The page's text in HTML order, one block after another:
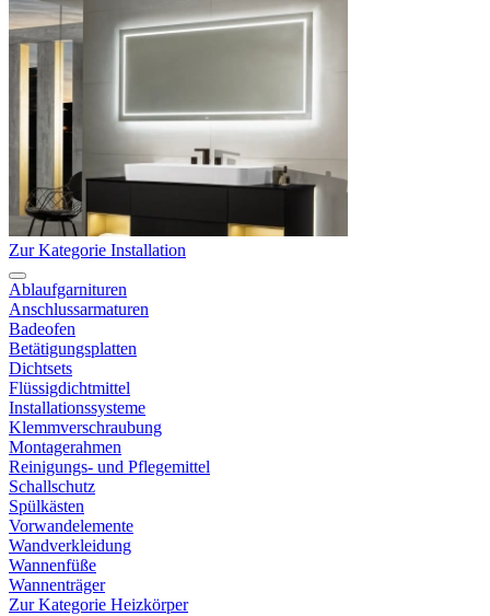
Zur Kategorie Installation
Ablaufgarnituren
Anschlussarmaturen
Badeofen
Betätigungsplatten
Dichtsets
Flüssigdichtmittel
Installationssysteme
Klemmverschraubung
Montagerahmen
Reinigungs- und Pflegemittel
Schallschutz
Spülkästen
Vorwandelemente
Wandverkleidung
Wannenfüße
Wannenträger
Zur Kategorie Heizkörper